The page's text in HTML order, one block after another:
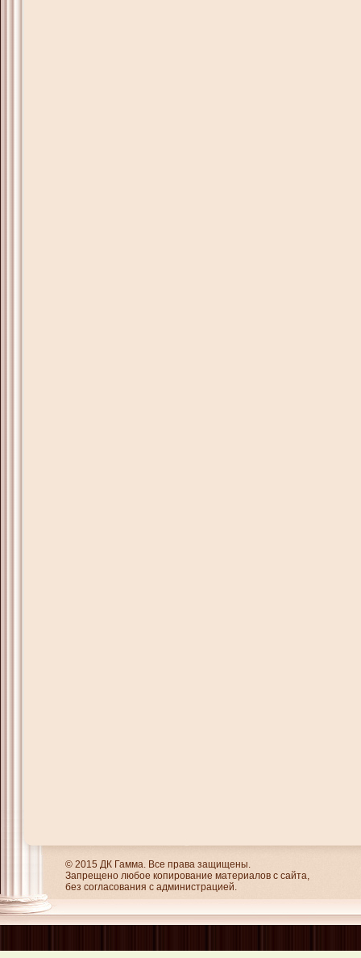
© 2015 ДК Гамма. Все права защищены.
Запрещено любое копирование материалов с сайта,
без согласования с администрацией.